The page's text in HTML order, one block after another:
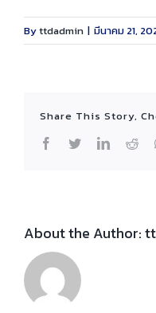
Byttdadmin | มีนาคม 21,
Share This Story,
Facebook
TwitterLinkedIn
About the Author: